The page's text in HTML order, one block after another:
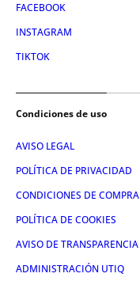
FACEBOOK
INSTAGRAM
TIKTOK
Condiciones de uso
AVISO LEGAL
POLÍTICA DE PRIVACIDAD
CONDICIONES DE COMPRA
POLÍTICA DE COOKIES
AVISO DE TRANSPARENCIA
ADMINISTRACIÓN UTIQ